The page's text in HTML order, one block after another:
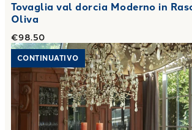
Tovaglia val dorcia Moderno in
Oliva
€98.50
Link to "Tovaglia golden flowers
CONTINUATIVO